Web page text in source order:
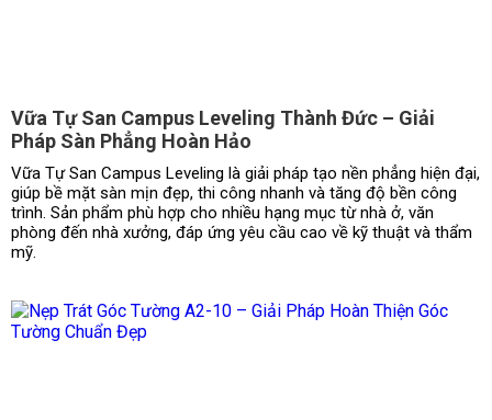
Vữa Tự San Campus Leveling Thành Đức – Giải
Pháp Sàn Phẳng Hoàn Hảo
Vữa Tự San Campus Leveling là giải pháp tạo nền phẳng hiện đại,
giúp bề mặt sàn mịn đẹp, thi công nhanh và tăng độ bền công
trình. Sản phẩm phù hợp cho nhiều hạng mục từ nhà ở, văn
phòng đến nhà xưởng, đáp ứng yêu cầu cao về kỹ thuật và thẩm
mỹ.